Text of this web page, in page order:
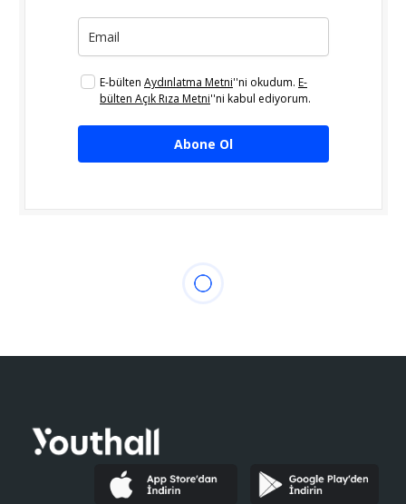
E-bülten Aydınlatma Metni''ni okudum. E-
bülten Açık Rıza Metni''ni kabul ediyorum.
Abone Ol